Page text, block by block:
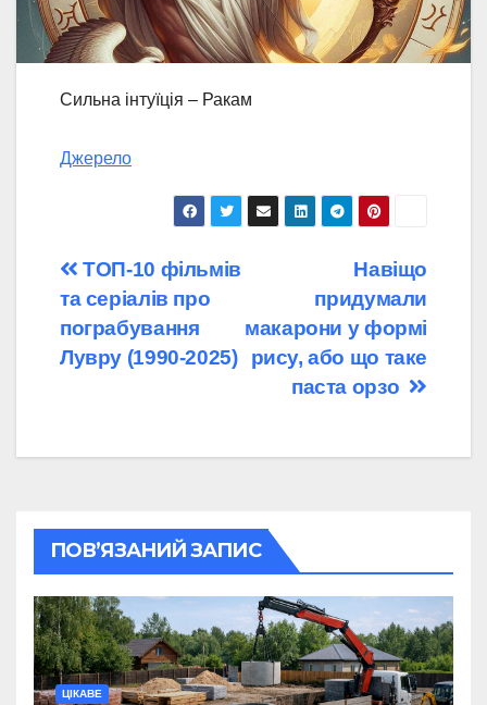
Сильна інтуїція – Ракам
Джерело
Навігація
записів
Навіщо
придумали
макарони у формі
рису, або що таке
паста орзо
ТОП-10 фільмів
та серіалів про
пограбування
Лувру (1990-2025)
ПОВ’ЯЗАНИЙ ЗАПИС
ЦІКАВЕ